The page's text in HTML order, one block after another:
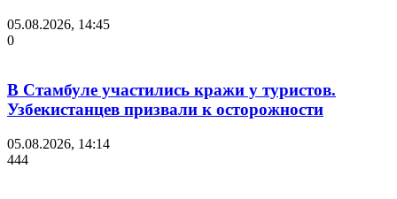
05.08.2026, 14:45
0
В Стамбуле участились кражи у туристов.
Узбекистанцев призвали к осторожности
05.08.2026, 14:14
444